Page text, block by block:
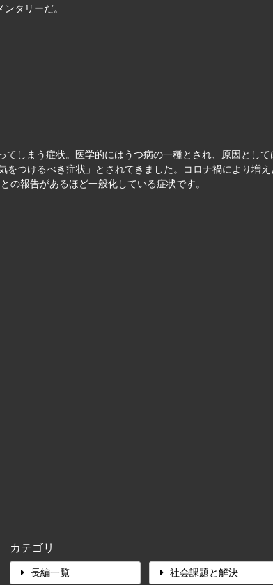
タリーだ。
しまう症状。医学的にはうつ病の一種とされ、原因とし
つけるべき症状」とされてきました。コロナ禍により増
の報告があるほど一般化している症状です。
カテゴリ
長編一覧 社会課題と解決